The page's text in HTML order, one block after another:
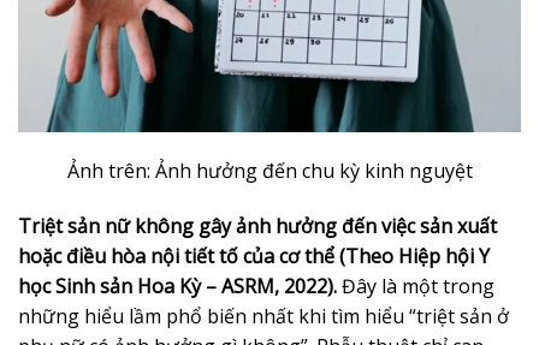
Ảnh trên: Ảnh hưởng đến chu kỳ kinh nguyệt
Triệt sản nữ không gây ảnh hưởng đến việc sản xuất
hoặc điều hòa nội tiết tố của cơ thể (Theo Hiệp hội Y
học Sinh sản Hoa Kỳ – ASRM, 2022).Đây là một trong
những hiểu lầm phổ biến nhất khi tìm hiểu “triệt sản ở